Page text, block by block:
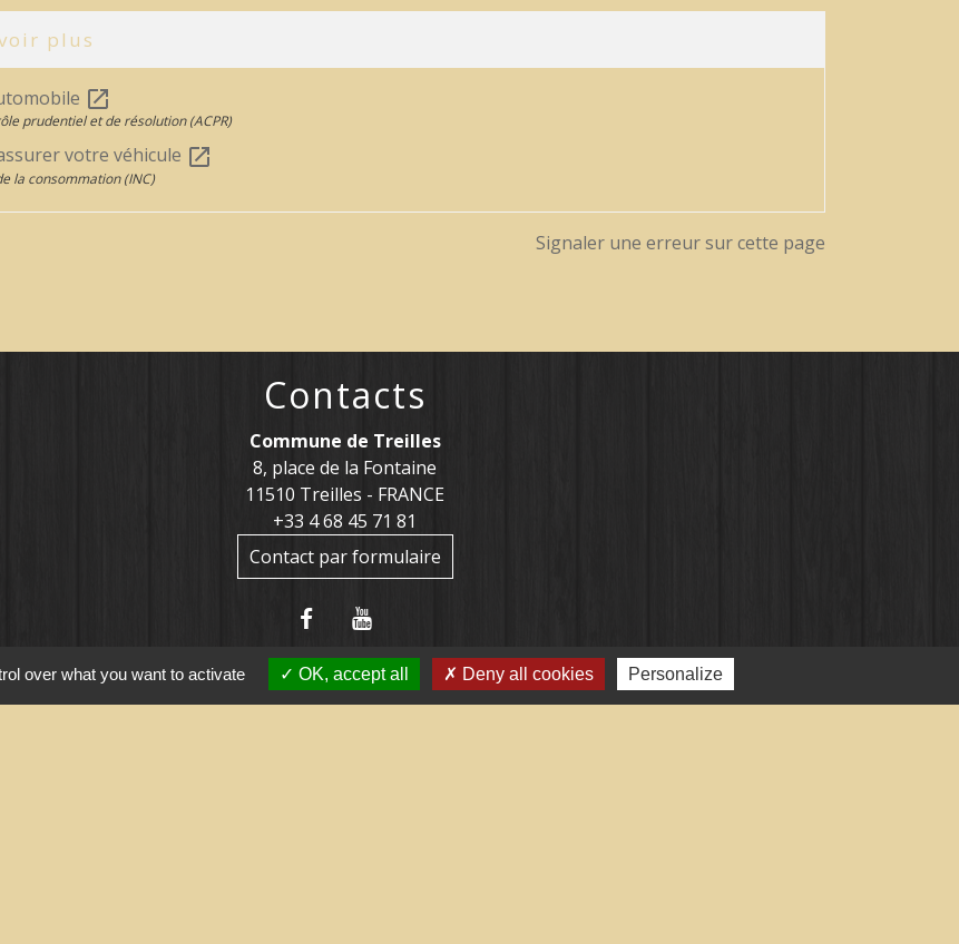
plus
open_in_new
prudentiel et de résolution (ACPR)
votre véhicule open_in_new
la consommation (INC)
Signaler une erreur sur cette page
Contacts
Commune de Treilles
8, place de la Fontaine
11510 Treilles - FRANCE
+33 4 68 45 71 81
Contact par formulaire
over what you want to activate OK, accept all Deny all cookies Personalize